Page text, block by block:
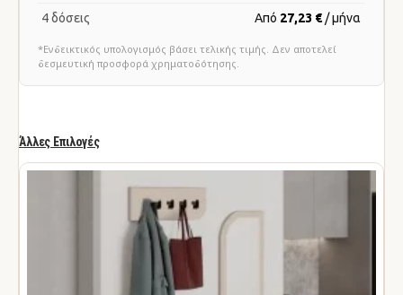
Άλλες Επιλογές
4 δόσεις Από 27,23 € / μήνα
*Ενδεικτικός υπολογισμός βάσει τελικής τιμής. Δεν αποτελεί
δεσμευτική προσφορά χρηματοδότησης.